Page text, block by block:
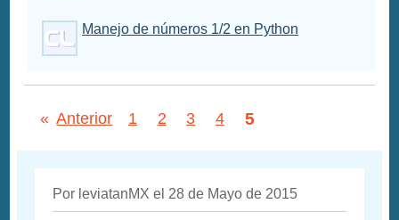
Manejo de números 1/2 en Python
« Anterior 1 2 3 4 5
Por leviatanMX el 28 de Mayo de 2015